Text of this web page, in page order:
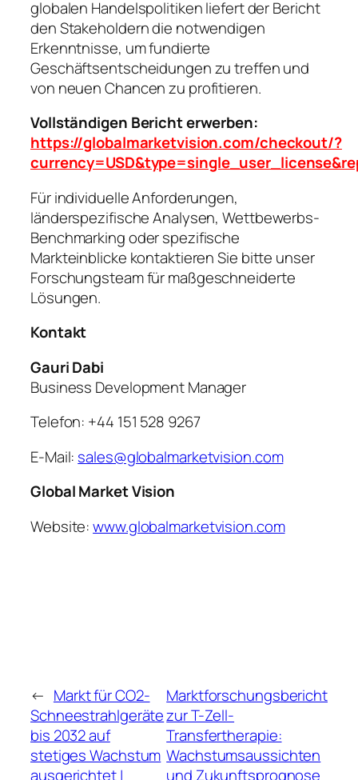
globalen Handelspolitiken liefert der Bericht
den Stakeholdern die notwendigen
Erkenntnisse, um fundierte
Geschäftsentscheidungen zu treffen und
von neuen Chancen zu profitieren.
Vollständigen Bericht erwerben:
https://globalmarketvision.com/checkout/?
Für individuelle Anforderungen,
länderspezifische Analysen, Wettbewerbs-
Benchmarking oder spezifische
Markteinblicke kontaktieren Sie bitte unser
Forschungsteam für maßgeschneiderte
Lösungen.
Kontakt
Gauri Dabi
Business Development Manager
Telefon: +44 151 528 9267
E-Mail: sales@globalmarketvision.com
Global Market Vision
Website:www.globalmarketvision.com
← Markt für CO2-
Schneestrahlgeräte
bis 2032 auf
stetiges Wachstum
ausgerichtet |
Marktforschungsbericht
zur T-Zell-
Transfertherapie:
Wachstumsaussichten
und Zukunftsprognose